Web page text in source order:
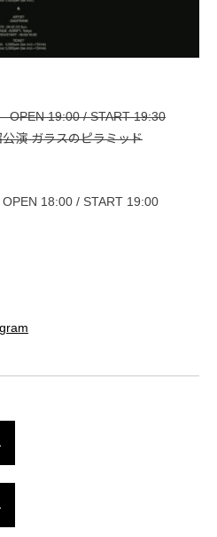
OPEN 19:00 / START 19:30
演 ガラスのピラミッド
18:00 / START 19:00